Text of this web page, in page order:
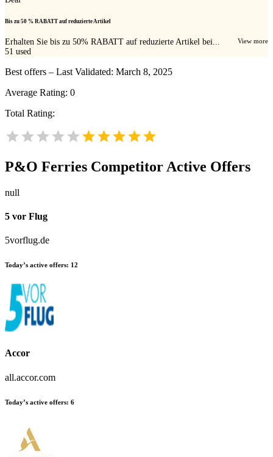
Bis zu 50 % RABATT auf reduzierte Artikel
Erhalten Sie bis zu 50% RABATT auf reduzierte Artikel bei... View more
51 used
Best offers – Last Validated: March 8, 2025
Average Rating: 0
Total Rating:
P&O Ferries Competitor Active Offers
null
5 vor Flug
5vorflug.de
Today’s active offers: 12
Accor
all.accor.com
Today’s active offers: 6